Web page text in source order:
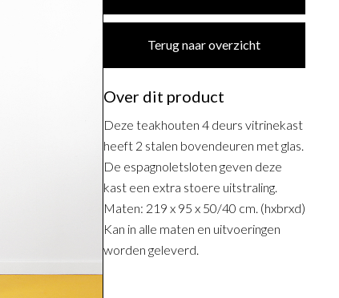
Terug naar overzicht
Over dit product
Deze teakhouten 4 deurs vitrinekast
heeft 2 stalen bovendeuren met glas.
De espagnoletsloten geven deze
kast een extra stoere uitstraling.
Maten: 219 x 95 x 50/40 cm. (hxbrxd)
Kan in alle maten en uitvoeringen
worden geleverd.